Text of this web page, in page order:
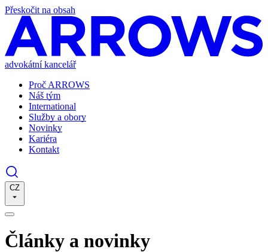
Přeskočit na obsah
advokátní kancelář
Proč ARROWS
Náš tým
International
Služby a obory
Novinky
Kariéra
Kontakt
CZ
Články a novinky